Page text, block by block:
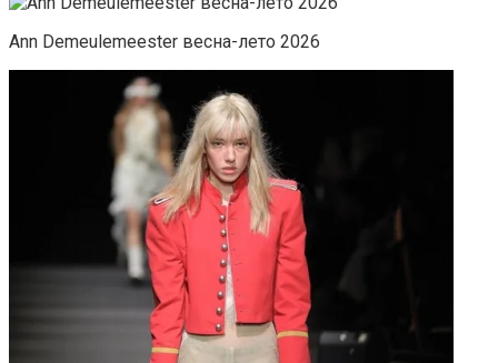
Ann Demeulemeester весна-лето 2026